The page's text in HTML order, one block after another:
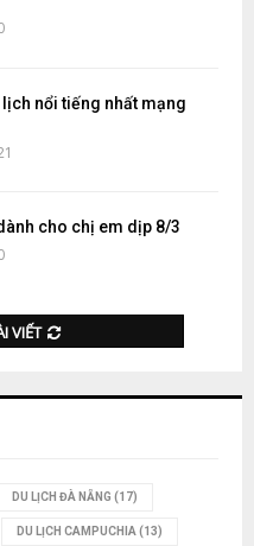
nổi tiếng nhất mạng
cho chị em dịp 8/3
VIẾT
DU LỊCH ĐÀ NẴNG (17)
DU LỊCH CAMPUCHIA(13)